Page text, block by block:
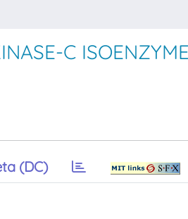
C
(DC)